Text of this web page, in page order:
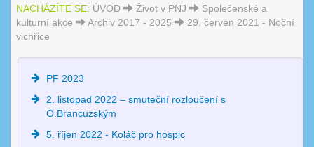
NACHÁZÍTE SE: ÚVOD Život v PNJ
Společenské a
kulturní akce
Archiv 2017 - 2025
29. červen 2021 - Noční
vichřice
PF 2023
2. listopad 2022 – smuteční rozloučení s
O.Brancuzským
5. říjen 2022 - Koláč pro hospic